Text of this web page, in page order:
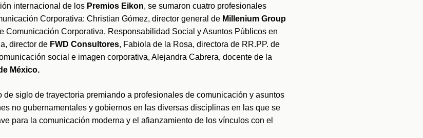
internacional de los Premios Eikon, se sumaron cuatro profesionales
Corporativa: Christian Gómez, director general de Millenium Group
director de FWD Consultores
México.
de siglo de trayectoria premiando a profesionales de comunicación y asuntos
no gubernamentales y gobiernos en las diversas disciplinas en las que se
para la comunicación moderna y el afianzamiento de los vínculos con el